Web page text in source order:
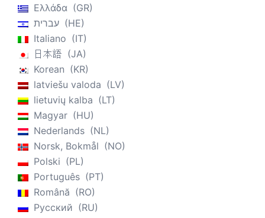
Ελλάδα
GR
עברית
HE
Italiano
IT
日本語
JA
Korean
KR
latviešu valoda
LV
lietuvių kalba
LT
Magyar
HU
Nederlands
NL
Norsk, Bokmål
NO
Polski
PL
Português
PT
Română
RO
Русский
RU